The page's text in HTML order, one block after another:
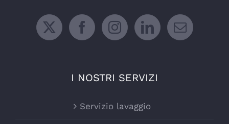
I NOSTRI SERVIZI
Servizio lavaggio